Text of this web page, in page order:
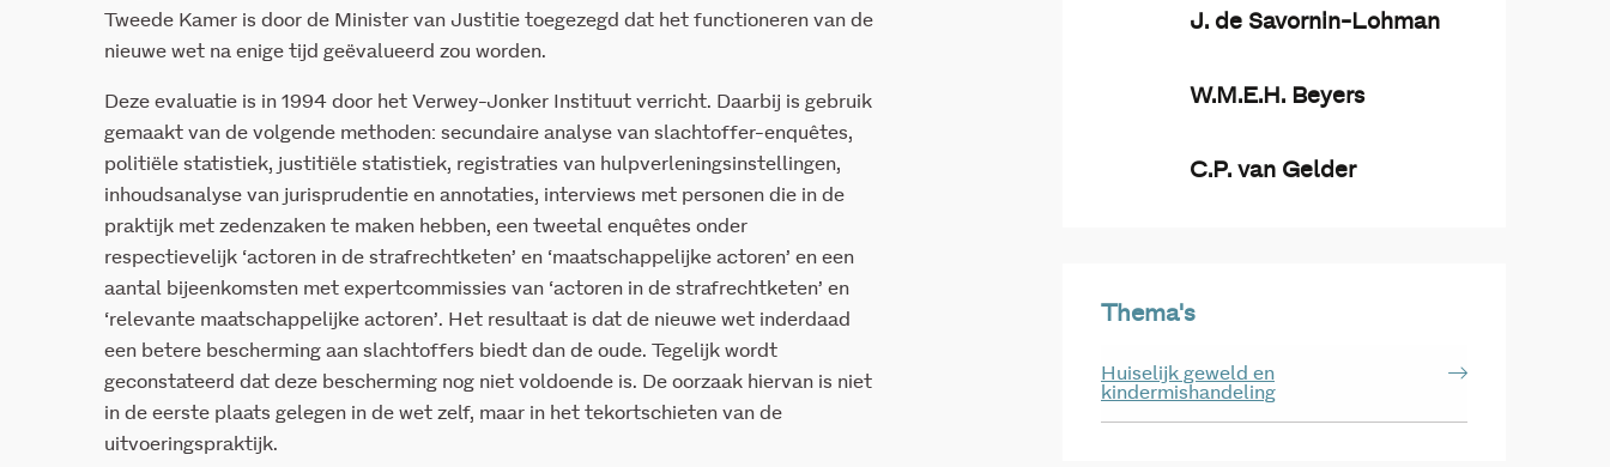
Tweede Kamer is door de Minister van Justitie toegezegd dat het functioneren van de
nieuwe wet na enige tijd geëvalueerd zou worden.
Deze evaluatie is in 1994 door het Verwey-Jonker Instituut verricht. Daarbij is gebruik
gemaakt van de volgende methoden: secundaire analyse van slachtoffer-enquêtes,
politiële statistiek, justitiële statistiek, registraties van hulpverleningsinstellingen,
inhoudsanalyse van jurisprudentie en annotaties, interviews met personen die in de
praktijk met zedenzaken te maken hebben, een tweetal enquêtes onder
respectievelijk ‘actoren in de strafrechtketen’ en ‘maatschappelijke actoren’ en een
aantal bijeenkomsten met expertcommissies van ‘actoren in de strafrechtketen’ en
‘relevante maatschappelijke actoren’. Het resultaat is dat de nieuwe wet inderdaad
een betere bescherming aan slachtoffers biedt dan de oude. Tegelijk wordt
geconstateerd dat deze bescherming nog niet voldoende is. De oorzaak hiervan is niet
in de eerste plaats gelegen in de wet zelf, maar in het tekortschieten van de
uitvoeringspraktijk.
J. de Savornin-Lohman
W.M.E.H. Beyers
C.P. van Gelder
Thema's
Huiselijk geweld en
kindermishandeling